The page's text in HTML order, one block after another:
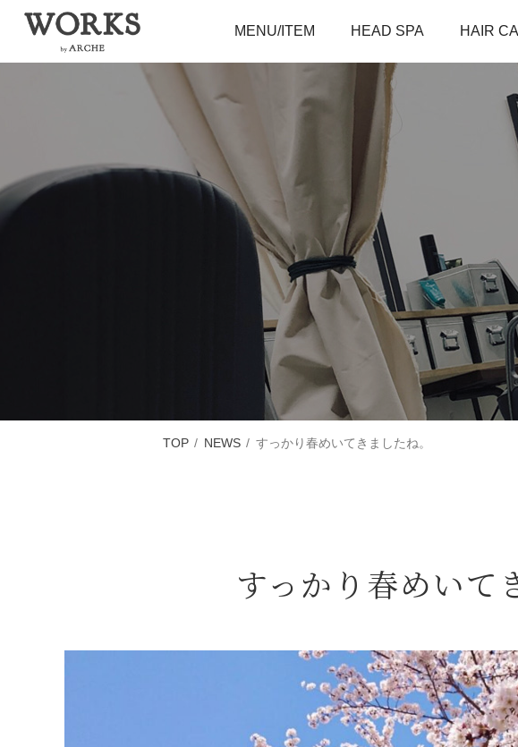
MENU/ITEM HEAD SPA HAIR
TOP NEWS すっかり春めいてきましたね。
すっかり春めいて